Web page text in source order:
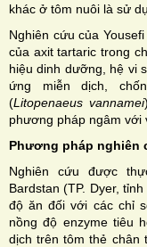
khác ở tôm nuôi là sử
Nghiên cứu của
của axit tartaric trong
hiệu dinh dưỡng, hệ vi
ứng miễn dịch,
(Litopenaeus vannamei
phương pháp ngâm với
Phương pháp nghiên
Nghiên cứu được
Bardstan (TP. Dyer,
độ ăn đối với các chỉ
nồng độ enzyme tiêu
dịch trên tôm thẻ chân